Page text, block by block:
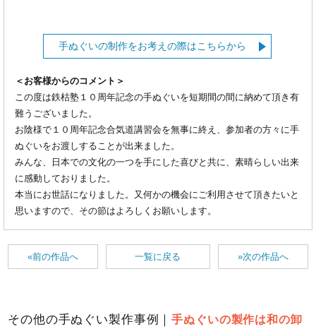
手ぬぐいの制作をお考えの際はこちらから
＜お客様からのコメント＞
この度は鉄枯塾１０周年記念の手ぬぐいを短期間の間に納めて頂き有
難うございました。
お陰様で１０周年記念合気道講習会を無事に終え、参加者の方々に手
ぬぐいをお渡しすることが出来ました。
みんな、日本での文化の一つを手にした喜びと共に、素晴らしい出来
に感動しておりました。
本当にお世話になりました。又何かの機会にご利用させて頂きたいと
思いますので、その節はよろしくお願いします。
«前の作品へ »次の作品へ
一覧に戻る
その他の手ぬぐい製作事例｜手ぬぐいの製作は和の卸